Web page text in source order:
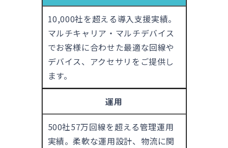
10,000社を超える導入支援実績。
マルチキャリア・マルチデバイス
でお客様に合わせた最適な回線や
デバイス、アクセサリをご提供し
ます。
運用
500社57万回線を超える管理運用
実績。柔軟な運用設計、物流に関